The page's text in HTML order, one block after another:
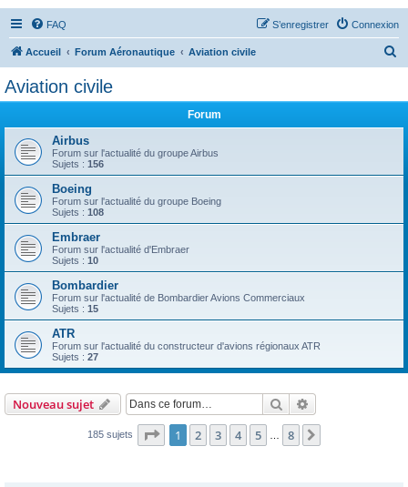
FAQ Connexion
S’enregistrer
Accueil Forum Aéronautique Aviation civile
e
Aviation civile
Forum
Airbus
Forum sur l'actualité du groupe Airbus
Sujets : 156
Boeing
Forum sur l'actualité du groupe Boeing
Sujets : 108
Embraer
Forum sur l'actualité d'Embraer
Sujets : 10
Bombardier
Forum sur l'actualité de Bombardier Avions Commerciaux
Sujets : 15
ATR
Forum sur l'actualité du constructeur d'avions régionaux ATR
Sujets : 27
Nouveau sujet Rechercher
185 sujets Page 1sur8
1 2 3 4 5 8